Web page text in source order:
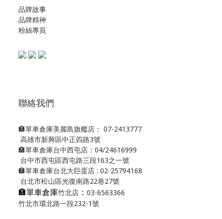
品牌故事
品牌精神
粉絲專頁
聯絡我們
🏣單車倉庫美麗島旗艦店： 07-2413777
高雄市新興區中正四路3號
🏣單車倉庫台中西屯店：04/24616999
台中市西屯區西屯路三段163之一號
🏣單車倉庫台北大巨蛋店 : 02-25794168
台北市松山區光復南路22巷27號
🏣單車倉庫竹北店 ： 03-6563366
竹北市環北路一段232-1號